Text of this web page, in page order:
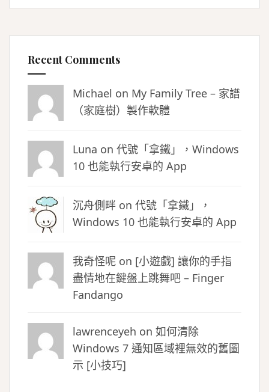
Recent Comments
Michael on My Family Tree – 家譜
（家庭樹）製作軟體
Luna on 代號「拿鐵」，Windows
10 也能執行安卓的 App
沉舟側畔 on 代號「拿鐵」，
Windows 10 也能執行安卓的 App
我奇怪呢 on [小遊戲] 讓你的手指
盡情地在鍵盤上跳舞吧 – Finger
Fandango
lawrenceyeh on 如何清除
Windows 7 通知區域裡無效的舊圖
示 [小技巧]